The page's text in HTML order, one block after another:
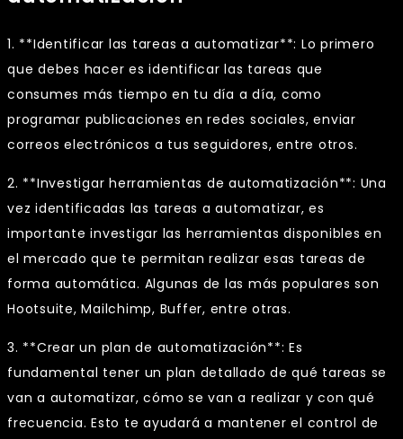
1. **Identificar las tareas a automatizar**: Lo primero
que debes hacer es identificar las tareas que
consumes más tiempo en tu día a día, como
programar publicaciones en redes sociales, enviar
correos electrónicos a tus seguidores, entre otros.
2. **Investigar herramientas de automatización**: Una
vez identificadas las tareas a automatizar, es
importante investigar las herramientas disponibles en
el mercado que te permitan realizar esas tareas de
forma automática. Algunas de las más populares son
Hootsuite, Mailchimp, Buffer, entre otras.
3. **Crear un plan de automatización**: Es
fundamental tener un plan detallado de qué tareas se
van a automatizar, cómo se van a realizar y con qué
frecuencia. Esto te ayudará a mantener el control de